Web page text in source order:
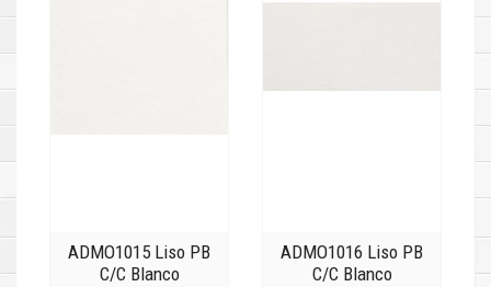
ADMO1015 Liso PB
C/C Blanco
ADMO1016 Liso PB
C/C Blanco